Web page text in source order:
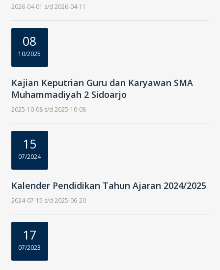
2026-04-01 s/d 2026-04-11
08
10/2025
Kajian Keputrian Guru dan Karyawan SMA
Muhammadiyah 2 Sidoarjo
2025-10-08 s/d 2025-10-08
15
07/2024
Kalender Pendidikan Tahun Ajaran 2024/2025
2024-07-15 s/d 2025-06-20
17
07/2023